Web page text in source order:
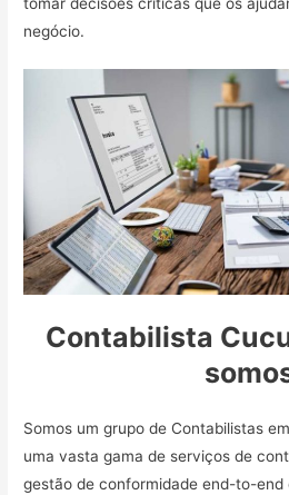
negócio.
Contabilista
Somos um grupo de Contabilistas
uma vasta gama de serviços de
gestão de conformidade end-to-end